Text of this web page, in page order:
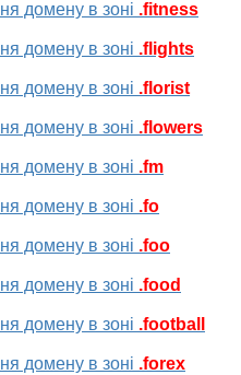
домену в зоні .fitness
домену в зоні .flights
домену в зоні .florist
домену в зоні .flowers
домену в зоні .fm
домену в зоні .fo
домену в зоні .foo
домену в зоні .food
домену в зоні .football
домену в зоні .forex